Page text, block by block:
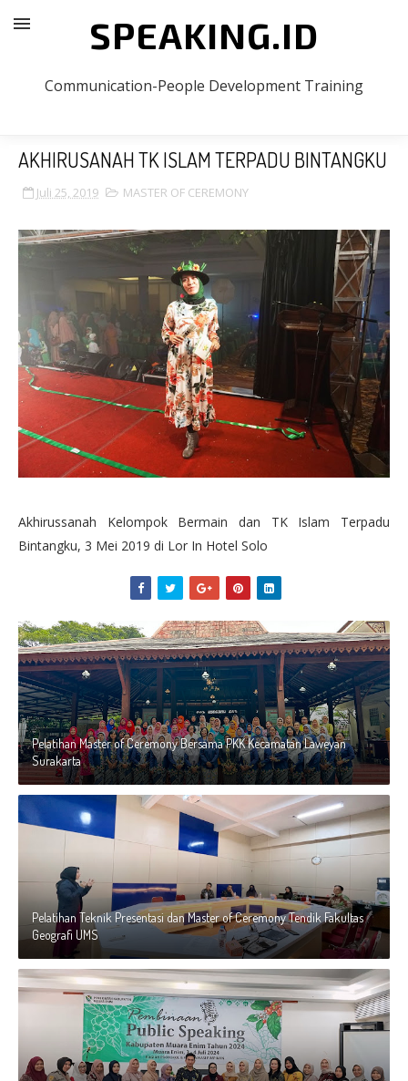
SPEAKING.ID
Communication-People Development Training
AKHIRUSANAH TK ISLAM TERPADU BINTANGKU
Juli 25, 2019 MASTER OF CEREMONY
Akhirussanah Kelompok Bermain dan TK Islam Terpadu
Bintangku, 3 Mei 2019 di Lor In Hotel Solo
Pelatihan Master of Ceremony Bersama PKK Kecamatan Laweyan
Surakarta
Pelatihan Teknik Presentasi dan Master of Ceremony Tendik Fakultas
Geografi UMS